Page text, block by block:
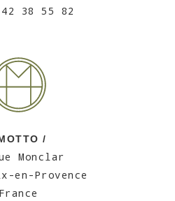
38 55 82
/
Monclar
en-Provence
France